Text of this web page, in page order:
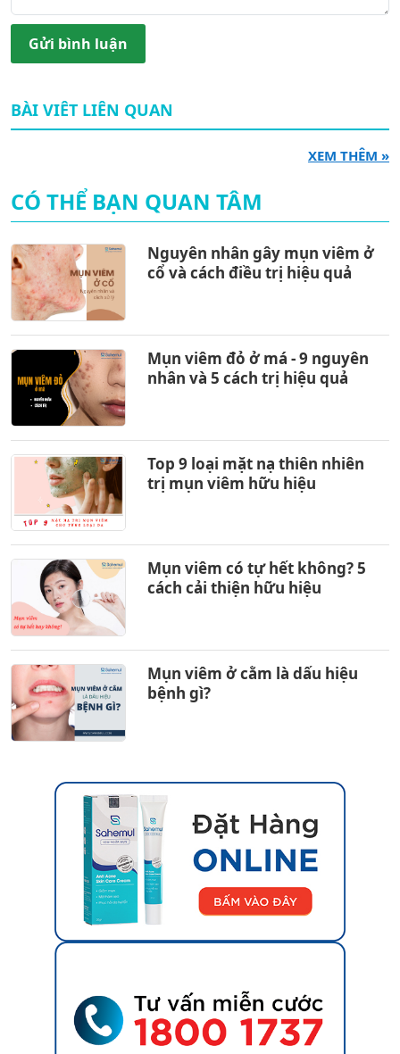
Gửi bình luận
BÀI VIÊT LIÊN QUAN
XEM THÊM »
CÓ THỂ BẠN QUAN TÂM
Nguyên nhân gây mụn viêm ở
cổ và cách điều trị hiệu quả
Mụn viêm đỏ ở má - 9 nguyên
nhân và 5 cách trị hiệu quả
Top 9 loại mặt nạ thiên nhiên
trị mụn viêm hữu hiệu
Mụn viêm có tự hết không? 5
cách cải thiện hữu hiệu
Mụn viêm ở cằm là dấu hiệu
bệnh gì?